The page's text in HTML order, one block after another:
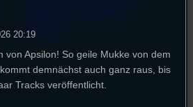
station!
20:19
von Apsilon! So geile Mukke von dem
demnächst auch ganz raus, bis
Tracks veröffentlicht.